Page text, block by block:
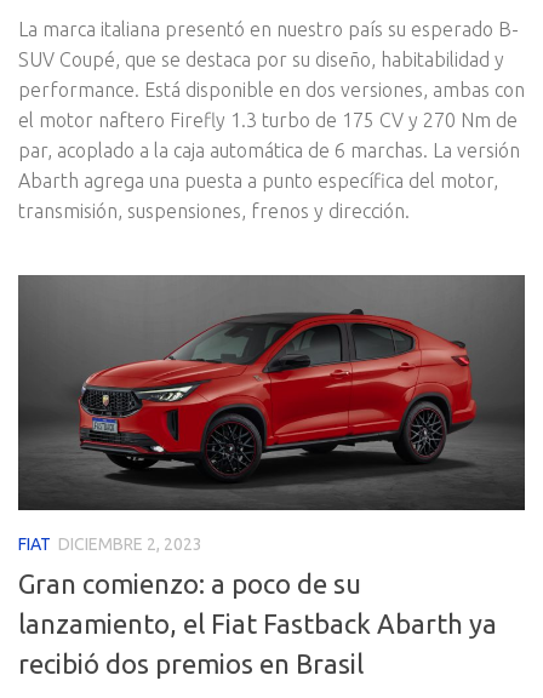
La marca italiana presentó en nuestro país su esperado B-
SUV Coupé, que se destaca por su diseño, habitabilidad y
performance. Está disponible en dos versiones, ambas con
el motor naftero Firefly 1.3 turbo de 175 CV y 270 Nm de
par, acoplado a la caja automática de 6 marchas. La versión
Abarth agrega una puesta a punto específica del motor,
transmisión, suspensiones, frenos y dirección.
FIAT DICIEMBRE 2, 2023
Gran comienzo: a poco de su
lanzamiento, el Fiat Fastback Abarth ya
recibió dos premios en Brasil